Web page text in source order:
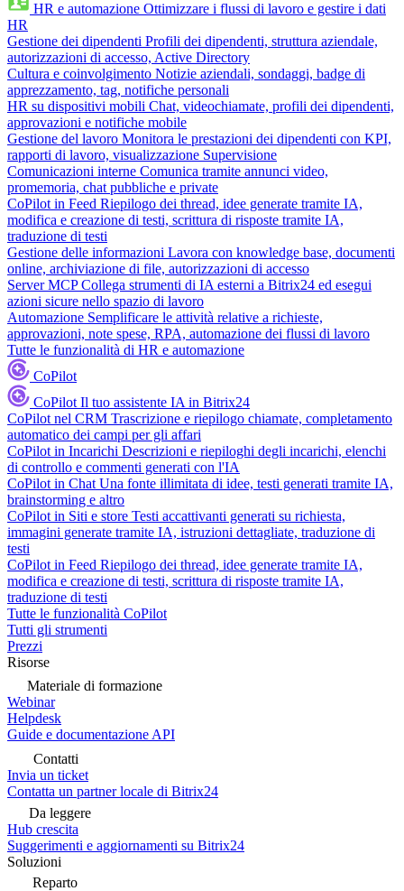
HR e automazione Ottimizzare i flussi di lavoro e gestire i dati
HR
Gestione dei dipendenti Profili dei dipendenti, struttura aziendale,
autorizzazioni di accesso, Active Directory
Cultura e coinvolgimento Notizie aziendali, sondaggi, badge di
apprezzamento, tag, notifiche personali
HR su dispositivi mobili Chat, videochiamate, profili dei dipendenti,
approvazioni e notifiche mobile
Gestione del lavoro Monitora le prestazioni dei dipendenti con KPI,
rapporti di lavoro, visualizzazione Supervisione
Comunicazioni interne Comunica tramite annunci video,
promemoria, chat pubbliche e private
CoPilot in Feed Riepilogo dei thread, idee generate tramite IA,
modifica e creazione di testi, scrittura di risposte tramite IA,
traduzione di testi
Gestione delle informazioni Lavora con knowledge base, documenti
online, archiviazione di file, autorizzazioni di accesso
Server MCP Collega strumenti di IA esterni a Bitrix24 ed esegui
azioni sicure nello spazio di lavoro
Automazione Semplificare le attività relative a richieste,
approvazioni, note spese, RPA, automazione dei flussi di lavoro
Tutte le funzionalità di HR e automazione
CoPilot
CoPilot Il tuo assistente IA in Bitrix24
CoPilot nel CRM Trascrizione e riepilogo chiamate, completamento
automatico dei campi per gli affari
CoPilot in Incarichi Descrizioni e riepiloghi degli incarichi, elenchi
di controllo e commenti generati con l'IA
CoPilot in Chat Una fonte illimitata di idee, testi generati tramite IA,
brainstorming e altro
CoPilot in Siti e store Testi accattivanti generati su richiesta,
immagini generate tramite IA, istruzioni dettagliate, traduzione di
testi
CoPilot in Feed Riepilogo dei thread, idee generate tramite IA,
modifica e creazione di testi, scrittura di risposte tramite IA,
traduzione di testi
Tutte le funzionalità CoPilot
Tutti gli strumenti
Prezzi
Risorse
Materiale di formazione
Webinar
Helpdesk
Guide e documentazione API
Contatti
Invia un ticket
Contatta un partner locale di Bitrix24
Da leggere
Hub crescita
Suggerimenti e aggiornamenti su Bitrix24
Soluzioni
Reparto